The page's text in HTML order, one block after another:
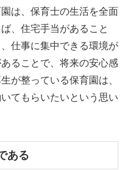
は、保育士の生活を全面
、住宅手当があること
仕事に集中できる環境が
ることで、将来の安心感
が整っている保育園は、
てもらいたいという思い
ある